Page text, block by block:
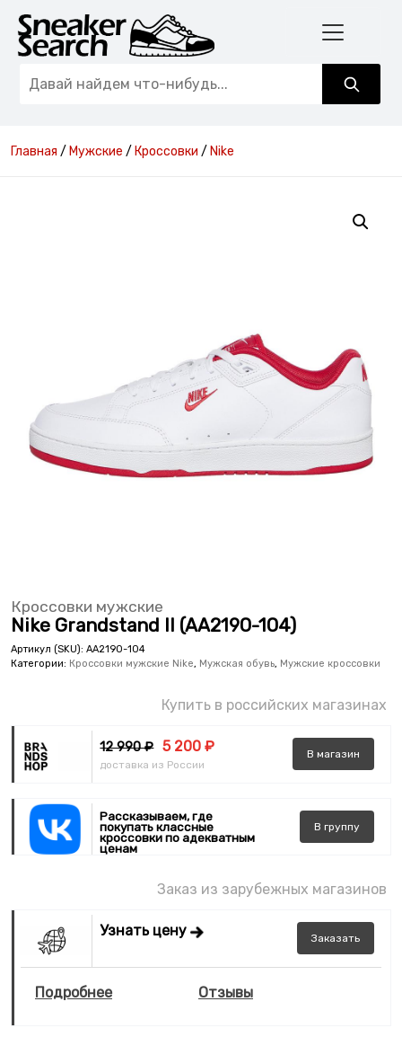
Главная / Мужские / Кроссовки / Nike
Кроссовки мужские
Nike Grandstand II (AA2190-104)
Артикул (SKU): AA2190-104
Категории: Кроссовки мужские Nike, Мужская обувь, Мужские кроссовки
Купить в российских магазинах
12 990 ₽ 5 200 ₽
доставка из России
В магазин
Рассказываем, где
покупать классные
кроссовки по адекватным
ценам
В группу
Заказ из зарубежных магазинов
Узнать цену Заказать
Подробнее Отзывы